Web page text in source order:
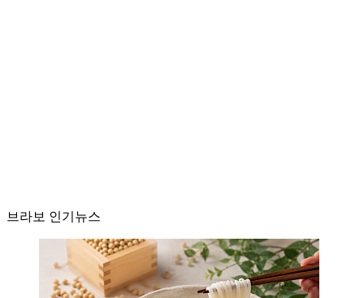
브라보 인기뉴스